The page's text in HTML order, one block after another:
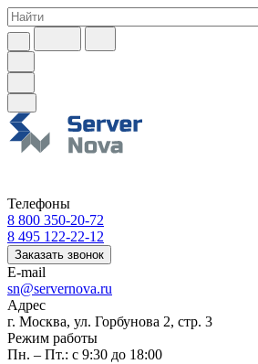
Телефоны
8 800 350-20-72
8 495 122-22-12
Заказать звонок
E-mail
sn@servernova.ru
Адрес
г. Москва, ул. Горбунова 2, стр. 3
Режим работы
Пн. – Пт.: с 9:30 до 18:00